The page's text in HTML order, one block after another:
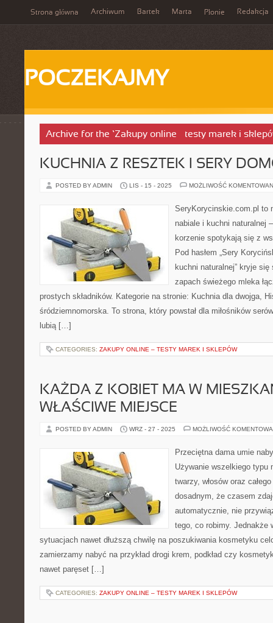
Strona główna Archiwum Bartek Marta Płonie Redakcja
POCZEKAJMY
Archive for the ‘Zakupy online – testy marek i
KUCHNIA Z RESZTEK I SERY
POSTED BY ADMIN LIS - 15 - 2025 MOŻLIWOŚĆ
SeryKorycinskie.com.pl to
nabiale i kuchni naturalnej
korzenie spotykają się z
Pod hasłem „Sery
kuchni naturalnej” kryje
zapach świeżego mleka
prostych składników. Kategorie na stronie: Kuchnia dla dwojga,
śródziemnomorska. To strona, który powstał dla miłośników
lubią […]
CATEGORIES: ZAKUPY ONLINE – TESTY MAREK I SKLEPÓW
KAŻDA Z KOBIET MA W
WŁAŚCIWE MIEJSCE
POSTED BY ADMIN WRZ - 27 - 2025 MOŻLIWOŚĆ
Przeciętna dama umie
Używanie wszelkiego typu
twarzy, włosów oraz
dosadnym, że czasem
automatycznie, nie
tego, co robimy. Jednakże
sytuacjach nawet dłuższą chwilę na poszukiwania kosmetyku
zamierzamy nabyć na przykład drogi krem, podkład czy
nawet paręset […]
CATEGORIES: ZAKUPY ONLINE – TESTY MAREK I SKLEPÓW